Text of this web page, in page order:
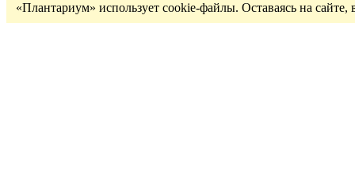
«Плантариум» использует cookie-файлы. Оставаясь на сайте,